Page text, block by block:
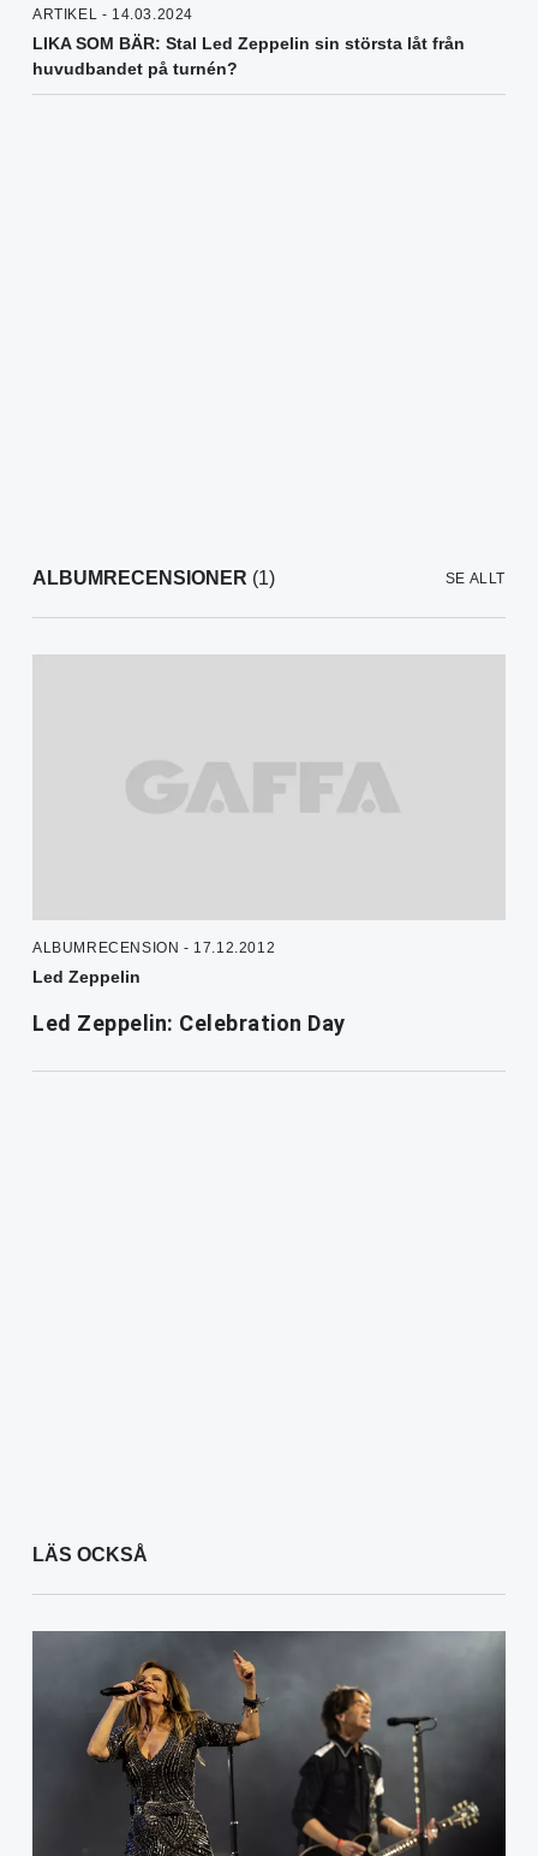
ARTIKEL - 14.03.2024
LIKA SOM BÄR: Stal Led Zeppelin sin största låt från
huvudbandet på turnén?
ALBUMRECENSIONER (1) SE ALLT
ALBUMRECENSION - 17.12.2012
Led Zeppelin
Led Zeppelin: Celebration Day
LÄS OCKSÅ